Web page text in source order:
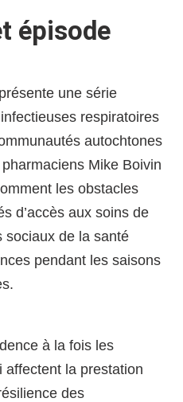
épisode
une série
respiratoires
autochtones
Mike Boivin
les obstacles
d’accès aux soins de
sociaux de la santé
pendant les saisons
à la fois les
affectent la prestation
des